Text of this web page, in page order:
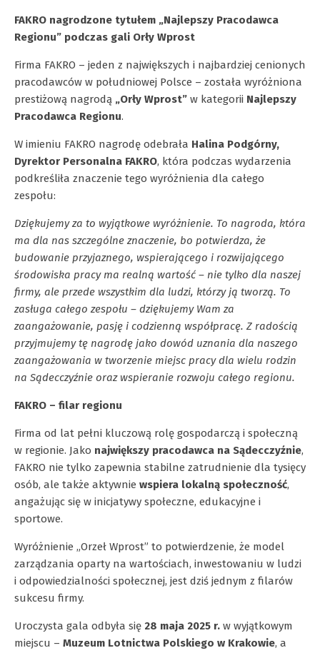
FAKRO nagrodzone tytułem „Najlepszy Pracodawca
Regionu” podczas gali Orły Wprost
Firma FAKRO – jeden z największych i najbardziej cenionych
pracodawców w południowej Polsce – została wyróżniona
prestiżową nagrodą „Orły Wprost” w kategorii Najlepszy
Pracodawca Regionu.
W imieniu FAKRO nagrodę odebrała Halina Podgórny,
Dyrektor Personalna FAKRO, która podczas wydarzenia
podkreśliła znaczenie tego wyróżnienia dla całego
zespołu:
Dziękujemy za to wyjątkowe wyróżnienie. To nagroda, która
ma dla nas szczególne znaczenie, bo potwierdza, że
budowanie przyjaznego, wspierającego i rozwijającego
środowiska pracy ma realną wartość – nie tylko dla naszej
firmy, ale przede wszystkim dla ludzi, którzy ją tworzą. To
zasługa całego zespołu – dziękujemy Wam za
zaangażowanie, pasję i codzienną współpracę. Z radością
przyjmujemy tę nagrodę jako dowód uznania dla naszego
zaangażowania w tworzenie miejsc pracy dla wielu rodzin
na Sądecczyźnie oraz wspieranie rozwoju całego regionu.
FAKRO – filar regionu
Firma od lat pełni kluczową rolę gospodarczą i społeczną
w regionie. Jako największy pracodawca na Sądecczyźnie,
FAKRO nie tylko zapewnia stabilne zatrudnienie dla tysięcy
osób, ale także aktywnie wspiera lokalną społeczność,
angażując się w inicjatywy społeczne, edukacyjne i
sportowe.
Wyróżnienie „Orzeł Wprost” to potwierdzenie, że model
zarządzania oparty na wartościach, inwestowaniu w ludzi
i odpowiedzialności społecznej, jest dziś jednym z filarów
sukcesu firmy.
Uroczysta gala odbyła się 28 maja 2025 r. w wyjątkowym
miejscu – Muzeum Lotnictwa Polskiego w Krakowie, a